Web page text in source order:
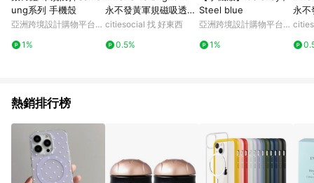
ung系列 手機殼
亞洲跨境設計購物平台
1%
永不發黃軍規磁吸透明
殼/加大相機鍵開孔款
Pro Max
citiesocial 找 好東西
0.5%
Steel blue
亞洲跨境設計購物平台
1%
永不
殼/
Plus
熱銷排行榜